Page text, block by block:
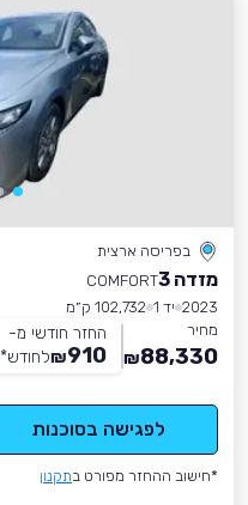
בפריסה ארצית
מזדה 3
COMFORT
2023 יד 1
102,732 ק״מ
מחיר
88,330
₪
החזר חודשי מ-
910
₪לחודש*
לפגישה בסוכנות
*חישוב ההחזר מפורט בתקנון